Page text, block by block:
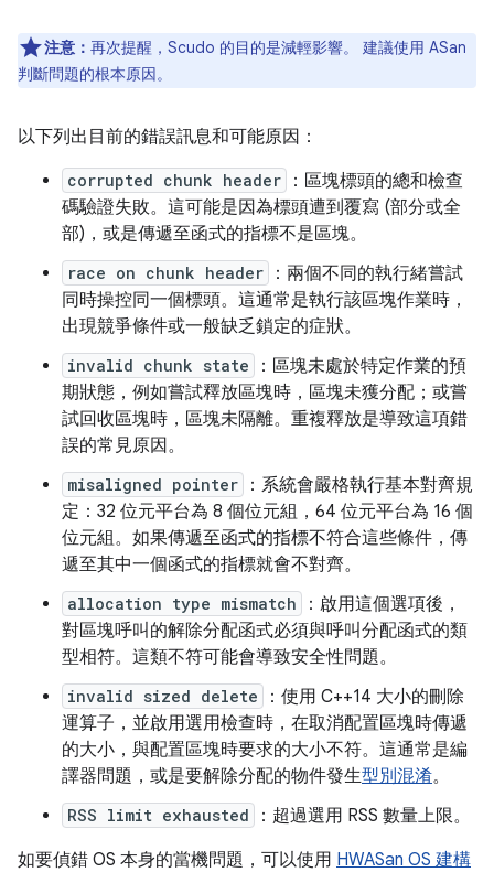
注意： 再次提醒，Scudo 的目的是減輕影響。 建議使用 ASan
判斷問題的根本原因。
以下列出目前的錯誤訊息和可能原因：
corrupted chunk header
：區塊標頭的總和檢查
碼驗證失敗。這可能是因為標頭遭到覆寫 (部分或全
部)，或是傳遞至函式的指標不是區塊。
race on chunk header
：兩個不同的執行緒嘗試
同時操控同一個標頭。這通常是執行該區塊作業時，
出現競爭條件或一般缺乏鎖定的症狀。
invalid chunk state
：區塊未處於特定作業的預
期狀態，例如嘗試釋放區塊時，區塊未獲分配；或嘗
試回收區塊時，區塊未隔離。重複釋放是導致這項錯
誤的常見原因。
misaligned pointer
：系統會嚴格執行基本對齊規
定：32 位元平台為 8 個位元組，64 位元平台為 16 個
位元組。如果傳遞至函式的指標不符合這些條件，傳
遞至其中一個函式的指標就會不對齊。
allocation type mismatch
：啟用這個選項後，
對區塊呼叫的解除分配函式必須與呼叫分配函式的類
型相符。這類不符可能會導致安全性問題。
invalid sized delete
：使用 C++14 大小的刪除
運算子，並啟用選用檢查時，在取消配置區塊時傳遞
的大小，與配置區塊時要求的大小不符。這通常是編
譯器問題，或是要解除分配的物件發生型別混淆。
RSS limit exhausted
：超過選用 RSS 數量上限。
如要偵錯 OS 本身的當機問題，可以使用 HWASan OS 建構